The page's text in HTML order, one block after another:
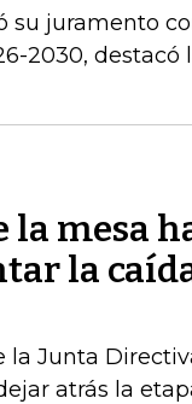
su juramento
2030, destacó
la mesa
la
la Junta
atrás la